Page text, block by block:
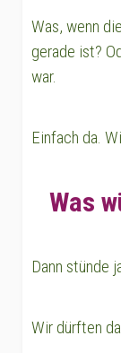
Was, wenn
gerade ist?
war.
Einfach da.
Was
Dann stünde
Wir dürften